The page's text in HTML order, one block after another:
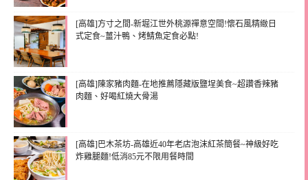
[高雄]方寸之間-新堀江世外桃源禪意空間!懷石風精緻日
式定食~薑汁鴨、烤鯖魚定食必點!
[高雄]陳家豬肉麵-在地推薦隱藏版鹽埕美食~超讚香辣豬
肉麵、好喝紅燒大骨湯
[高雄]巴木茶坊-高雄近40年老店泡沫紅茶簡餐~神級好吃
炸雞腿麵!低消85元不限用餐時間